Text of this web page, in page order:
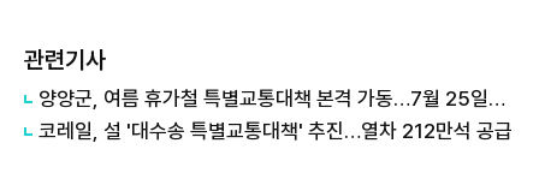
관련기사
양양군, 여름 휴가철 특별교통대책 본격 가동…7월 25일부터 교통안전·정체 해소 총력
코레일, 설 '대수송 특별교통대책' 추진…열차 212만석 공급